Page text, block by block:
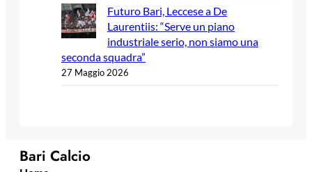
Futuro Bari, Leccese a De
Laurentiis: “Serve un piano
industriale serio, non siamo una
seconda squadra”
27 Maggio 2026
Bari Calcio